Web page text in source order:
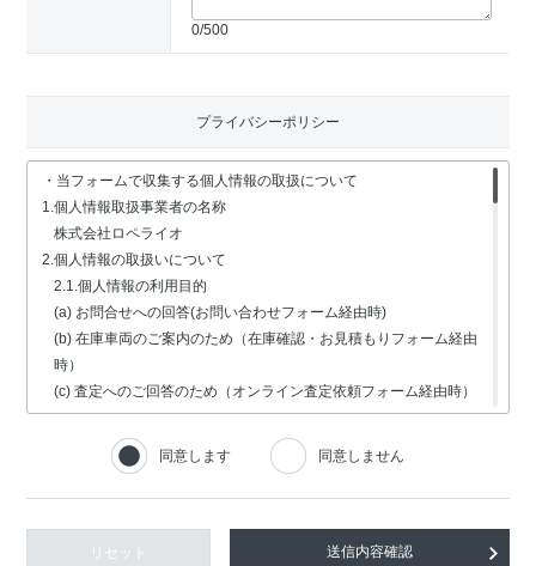
0/500
プライバシーポリシー
・当フォームで収集する個人情報の取扱について
1.個人情報取扱事業者の名称
株式会社ロペライオ
2.個人情報の取扱いについて
2.1.個人情報の利用目的
(a) お問合せへの回答(お問い合わせフォーム経由時)
(b) 在庫車両のご案内のため（在庫確認・お見積もりフォーム経由
時）
(c) 査定へのご回答のため（オンライン査定依頼フォーム経由時）
(d) 車検・修理関連の回答のため（車検・修理の受付フォーム経由
(e) 採用選考業務（採用情報フォーム経由時）
2.2.個人情報の取扱いの委託
情報の安全管理が図られるよう、充分な保護水準を備えている委託
同意します 同意しません
リセット